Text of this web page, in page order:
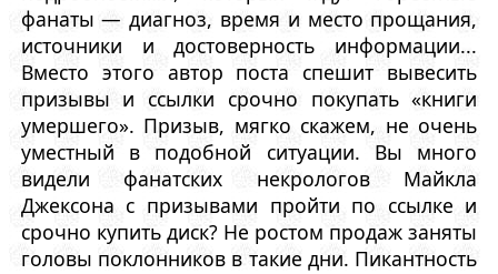
фанаты — диагноз, время и место прощания,
источники и достоверность информации...
Вместо этого автор поста спешит вывесить
призывы и ссылки срочно покупать «книги
умершего». Призыв, мягко скажем, не очень
уместный в подобной ситуации. Вы много
видели фанатских некрологов Майкла
Джексона с призывами пройти по ссылке и
срочно купить диск? Не ростом продаж заняты
головы поклонников в такие дни. Пикантность